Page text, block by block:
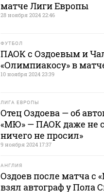
матче Лиги Европы
28 ноября 2024 22:46
ФУТБОЛ
ПАОК с Оздоевым и
«Олимпиакосу» в
10 ноября 2024 23:39
ЛИГА ЕВРОПЫ
Отец Оздоева — об
«МЮ» — ПАОК даже не
ничего не просил»
9 ноября 2024 17:37
АНГЛИЯ
Оздоев после матча с
взял автограф у Пола